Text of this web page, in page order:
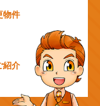
物件
紹介